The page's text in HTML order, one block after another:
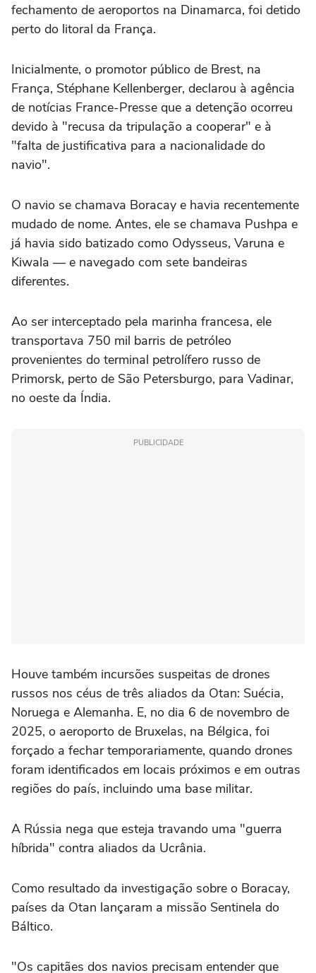
fechamento de aeroportos na Dinamarca, foi detido
perto do litoral da França.
Inicialmente, o promotor público de Brest, na
França, Stéphane Kellenberger, declarou à agência
de notícias France-Presse que a detenção ocorreu
devido à "recusa da tripulação a cooperar" e à
"falta de justificativa para a nacionalidade do
navio".
O navio se chamava Boracay e havia recentemente
mudado de nome. Antes, ele se chamava Pushpa e
já havia sido batizado como Odysseus, Varuna e
Kiwala — e navegado com sete bandeiras
diferentes.
Ao ser interceptado pela marinha francesa, ele
transportava 750 mil barris de petróleo
provenientes do terminal petrolífero russo de
Primorsk, perto de São Petersburgo, para Vadinar,
no oeste da Índia.
PUBLICIDADE
Houve também incursões suspeitas de drones
russos nos céus de três aliados da Otan: Suécia,
Noruega e Alemanha. E, no dia 6 de novembro de
2025, o aeroporto de Bruxelas, na Bélgica, foi
forçado a fechar temporariamente, quando drones
foram identificados em locais próximos e em outras
regiões do país, incluindo uma base militar.
A Rússia nega que esteja travando uma "guerra
híbrida" contra aliados da Ucrânia.
Como resultado da investigação sobre o Boracay,
países da Otan lançaram a missão Sentinela do
Báltico.
"Os capitães dos navios precisam entender que